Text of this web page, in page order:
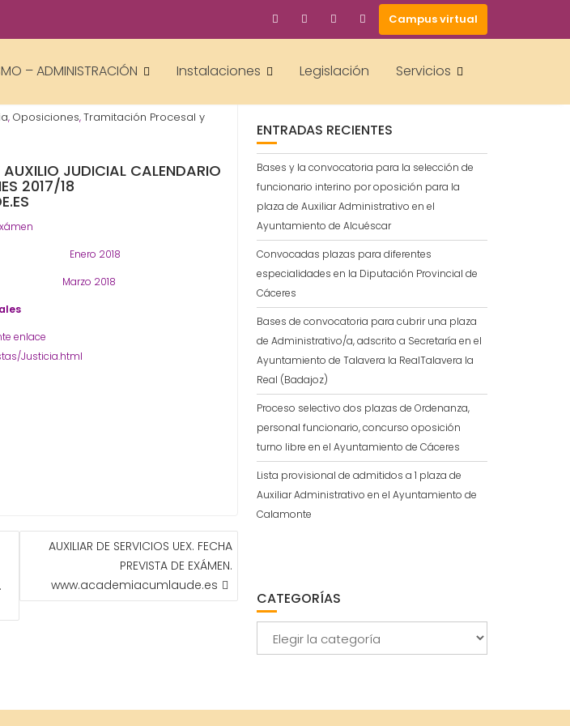
Campus virtual
– ADMINISTRACIÓN Instalaciones Legislación Servicios
, Oposiciones,Tramitación Procesal y
JUDICIAL CALENDARIO
2017/18
Enero 2018
Marzo 2018
enlace
Justicia.html
AUXILIAR DE SERVICIOS UEX. FECHA
PREVISTA DE EXÁMEN.
www.academiacumlaude.es
ENTRADAS RECIENTES
Bases y la convocatoria para la selección de
funcionario interino por oposición para la
plaza de Auxiliar Administrativo en el
Ayuntamiento de Alcuéscar
Convocadas plazas para diferentes
especialidades en la Diputación Provincial de
Cáceres
Bases de convocatoria para cubrir una plaza
de Administrativo/a, adscrito a Secretaría en el
Ayuntamiento de Talavera la RealTalavera la
Real (Badajoz)
Proceso selectivo dos plazas de Ordenanza,
personal funcionario, concurso oposición
turno libre en el Ayuntamiento de Cáceres
Lista provisional de admitidos a 1 plaza de
Auxiliar Administrativo en el Ayuntamiento de
Calamonte
CATEGORÍAS